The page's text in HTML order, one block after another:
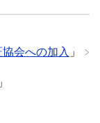
会への加入 」
」